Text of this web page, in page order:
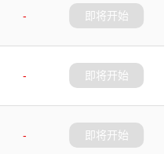
-
即将开始
-
即将开始
-
即将开始